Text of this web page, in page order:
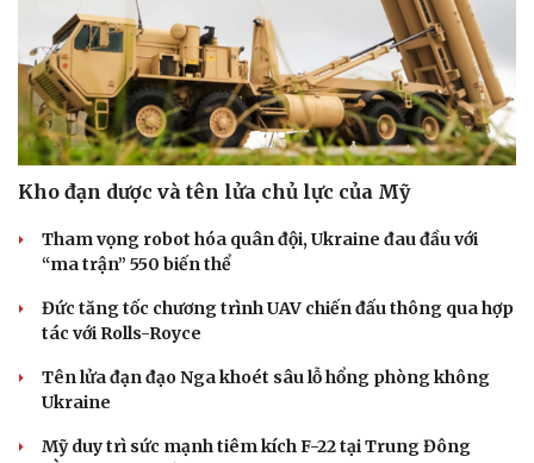
Cải chính
Kho đạn dược và tên lửa chủ lực của Mỹ
Tham vọng robot hóa quân đội, Ukraine đau đầu với
“ma trận” 550 biến thể
Đức tăng tốc chương trình UAV chiến đấu thông qua hợp
tác với Rolls-Royce
Tên lửa đạn đạo Nga khoét sâu lỗ hổng phòng không
Ukraine
Mỹ duy trì sức mạnh tiêm kích F-22 tại Trung Đông